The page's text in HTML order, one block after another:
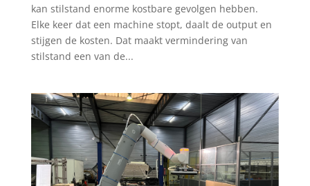
kan stilstand enorme kostbare gevolgen hebben.
Elke keer dat een machine stopt, daalt de output en
stijgen de kosten. Dat maakt vermindering van
stilstand een van de...